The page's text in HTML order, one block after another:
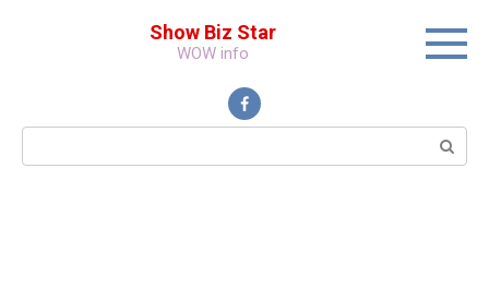
Show Biz Star
WOW info
Поиск: